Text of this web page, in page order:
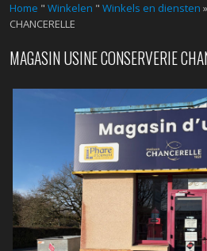
Home "Winkelen "Winkels en diensten
CHANCERELLE
MAGASIN USINE CONSERVERIE